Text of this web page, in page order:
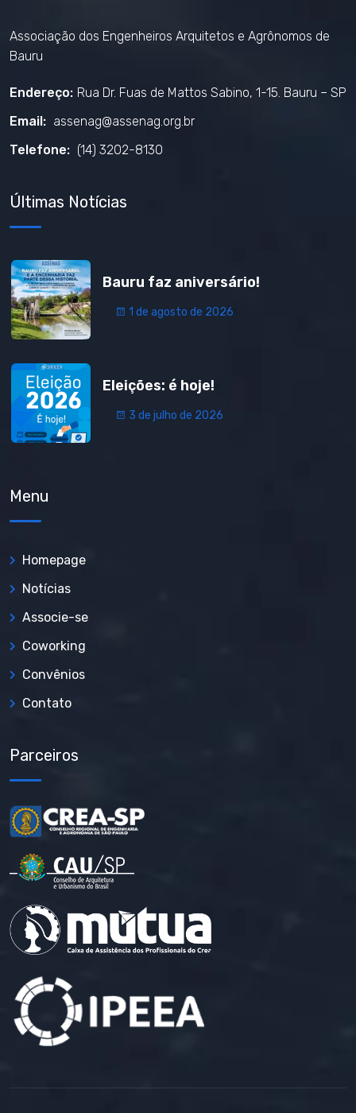
Associação dos Engenheiros Arquitetos e Agrônomos de
Bauru
Endereço: Rua Dr. Fuas de Mattos Sabino, 1-15. Bauru – SP
Email: assenag@assenag.org.br
Telefone: (14) 3202-8130
Últimas Notícias
Bauru faz aniversário!
1 de agosto de 2026
Eleições: é hoje!
3 de julho de 2026
Menu
Homepage
Notícias
Associe-se
Coworking
Convênios
Contato
Parceiros